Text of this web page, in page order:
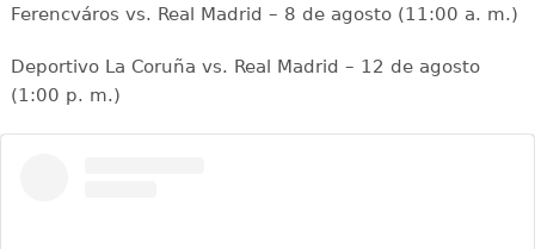
Ferencváros vs. Real Madrid – 8 de agosto (11:00 a. m.)
Deportivo La Coruña vs. Real Madrid – 12 de agosto
(1:00 p. m.)